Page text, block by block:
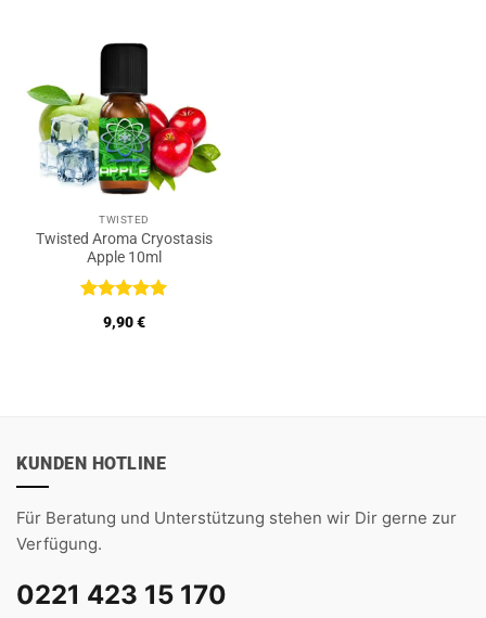
TWISTED
Twisted Aroma Cryostasis
Apple 10ml
Bewertet
mit5von
9,90€
KUNDEN HOTLINE
Für Beratung und Unterstützung stehen wir Dir gerne zur
Verfügung.
0221 423 15 170